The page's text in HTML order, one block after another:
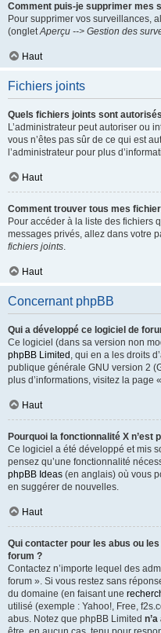
Comment puis-je supprimer mes
Pour supprimer vos surveillances,
(ongletAperçu --> Gestion des
Haut
Fichiers joints
Quels fichiers joints sont
L’administrateur peut autoriser ou
vous n’êtes pas sûr de ce qui est
l’administrateur pour plus
Haut
Comment trouver tous mes
Pour accéder à la liste des fichiers
messages privés, allez dans votre
fichiers joints.
Haut
Concernant phpBB
Qui a développé ce logiciel de
Ce logiciel (dans sa version non
phpBB Limited , qui en a les droits
publique générale GNU version 2
plus d’informations, visitez la page «
Haut
Pourquoi la fonctionnalité X n’est
Ce logiciel a été développé et mis
pensez qu’une fonctionnalité
phpBB Ideas (en anglais) où vous
en suggérer de nouvelles.
Haut
Qui contacter pour les abus ou
forum ?
Contactez n’importe lequel des
forum ». Si vous restez sans
du domaine (en faisant une
utilisé (exemple : Yahoo!, Free,
abus. Notez que phpBB Limited